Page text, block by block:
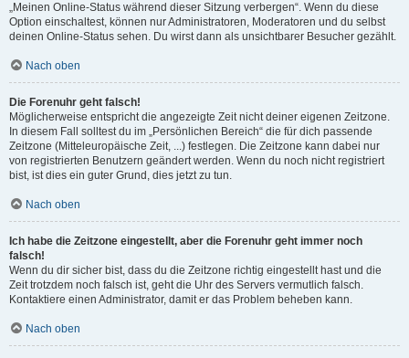
„Meinen Online-Status während dieser Sitzung verbergen“. Wenn du diese
Option einschaltest, können nur Administratoren, Moderatoren und du selbst
deinen Online-Status sehen. Du wirst dann als unsichtbarer Besucher gezählt.
Nach oben
Die Forenuhr geht falsch!
Möglicherweise entspricht die angezeigte Zeit nicht deiner eigenen Zeitzone.
In diesem Fall solltest du im „Persönlichen Bereich“ die für dich passende
Zeitzone (Mitteleuropäische Zeit, ...) festlegen. Die Zeitzone kann dabei nur
von registrierten Benutzern geändert werden. Wenn du noch nicht registriert
bist, ist dies ein guter Grund, dies jetzt zu tun.
Nach oben
Ich habe die Zeitzone eingestellt, aber die Forenuhr geht immer noch
falsch!
Wenn du dir sicher bist, dass du die Zeitzone richtig eingestellt hast und die
Zeit trotzdem noch falsch ist, geht die Uhr des Servers vermutlich falsch.
Kontaktiere einen Administrator, damit er das Problem beheben kann.
Nach oben